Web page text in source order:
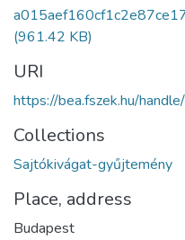
(961.42 KB)
URI
https://bea.fszek.hu/
Collections
Sajtókivágat-gyűjtemény
Place, address
Budapest